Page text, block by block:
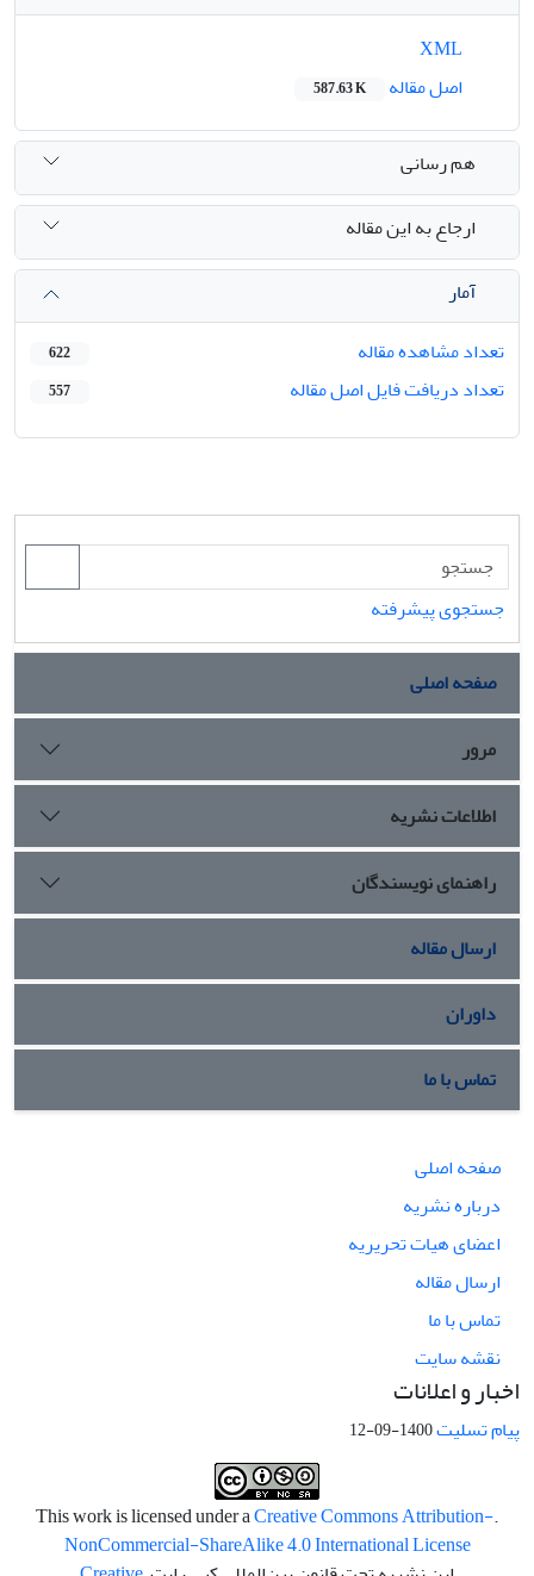
اصل مقاله
587.63 K
هم رسانی
ارجاع به این مقاله
آمار
تعداد مشاهده مقاله
622
تعداد دریافت فایل اصل مقاله 557
جستجوی پیشرفته
صفحه اصلی
مرور
اطلاعات نشریه
راهنمای نویسندگان
ارسال مقاله
داوران
تماس با ما
صفحه اصلی
درباره نشریه
اعضای هیات تحریریه
ارسال مقاله
تماس با ما
نقشه سایت
اخبار و اعلانات
پیام تسلیت1400-09-12
.This work is licensed under a
Creative Commons Attribution-
NonCommercial-ShareAlike 4.0 International License